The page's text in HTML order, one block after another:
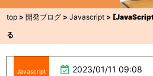
top >開発ブログ >Javascript >
る
Javascript 2023/01/11 09:08